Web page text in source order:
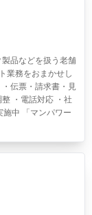
品などを扱う老舗
業務をおまかせし
伝票・請求書・見
・電話対応 ・社
中 「マンパワー